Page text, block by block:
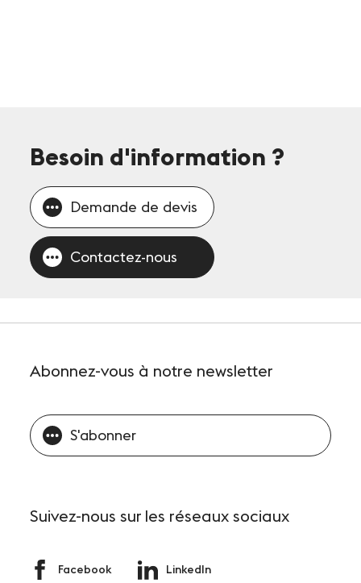
Besoin d'information ?
Demande de devis
Contactez-nous
Abonnez-vous à notre newsletter
S'abonner
Suivez-nous sur les réseaux sociaux
Facebook LinkedIn